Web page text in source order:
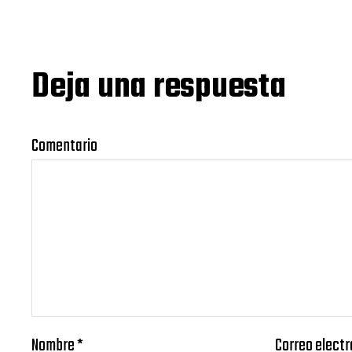
Deja una respuesta
Comentario
Nombre* Correo